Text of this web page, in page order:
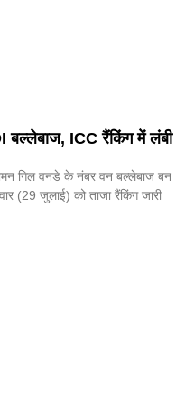
बल्लेबाज, ICC रैंकिंग में लंबी
गिल वनडे के नंबर वन बल्लेबाज बन
(29 जुलाई) को ताजा रैंकिंग जारी